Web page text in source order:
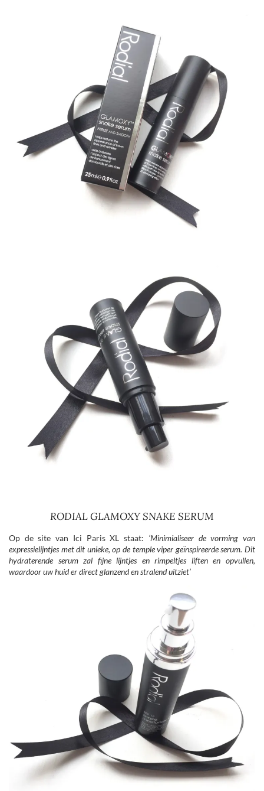
RODIAL GLAMOXY SNAKE SERUM
Op de site van Ici Paris XL staat: ‘Minimialiseer de vorming van
expressielijntjes met dit unieke, op de temple viper geïnspireerde serum. Dit
hydraterende serum zal fijne lijntjes en rimpeltjes liften en opvullen,
waardoor uw huid er direct glanzend en stralend uitziet’